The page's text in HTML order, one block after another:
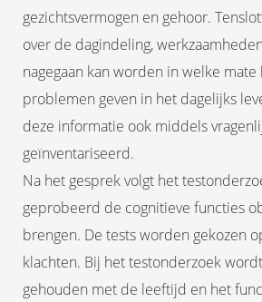
gezichtsvermogen en gehoor.
over de dagindeling,
nagegaan kan worden in welke mate
problemen geven in het dagelijks
deze informatie ook middels
geïnventariseerd.
Na het gesprek volgt het
geprobeerd de cognitieve functies
brengen. De tests worden gekozen
klachten. Bij het testonderzoek
gehouden met de leeftijd en het